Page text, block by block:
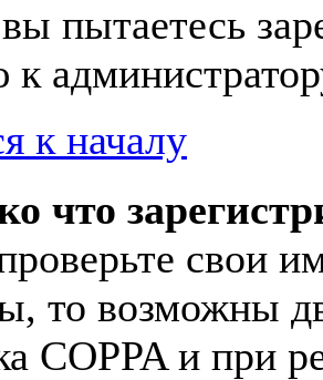
пытаетесь
к началу
что
свои
то возможны
COPPA и при